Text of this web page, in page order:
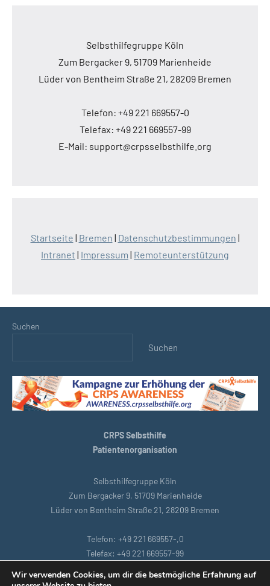
Selbsthilfegruppe Köln
Zum Bergacker 9, 51709 Marienheide
Lüder von Bentheim Straße 21, 28209 Bremen
Telefon: +49 221 669557-0
Telefax: +49 221 669557-99
E-Mail: support@crpsselbsthilfe.org
Startseite | Bremen | Datenschutzbestimmungen |
Intranet | Impressum | Remoteunterstützung
Suchen
Suchen
CRPS Selbsthilfe
Patientenorganisation
Selbsthilfegruppe Köln
Zum Bergacker 9, 51709 Marienheide
Lüder von Bentheim Straße 21, 28209 Bremen
Telefon: +49 221 669557-,0
Telefax: +49 221 669557-99
Wir verwenden Cookies, um dir die bestmögliche Erfahrung auf